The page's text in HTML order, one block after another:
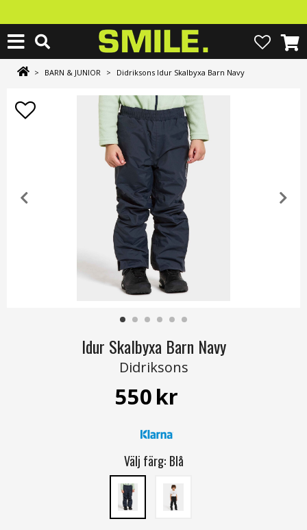
> BARN & JUNIOR > Didriksons Idur Skalbyxa Barn Navy
Idur Skalbyxa Barn Navy
Didriksons
550kr
Välj färg: Blå